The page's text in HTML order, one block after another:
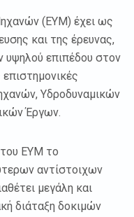
(ΕΥΜ) έχει ως
και της έρευνας,
υψηλού επιπέδου στον
Υδροδυναμικών
Έργων.
του ΕΥΜ το
αντίστοιχων
μεγάλη και
διάταξη δοκιμών